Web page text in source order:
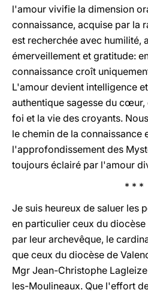
l'amour vivifie la dimension
connaissance, acquise par la
est recherchée avec humilité,
émerveillement et gratitude:
connaissance croît
L'amour devient intelligence
authentique sagesse du
foi et la vie des croyants.
le chemin de la connaissance
l'approfondissement des
toujours éclairé par l'amour
* * *
Je suis heureux de saluer les
en particulier ceux du
par leur archevêque, le
que ceux du diocèse de
Mgr Jean-Christophe
les-Moulineaux. Que l'effort